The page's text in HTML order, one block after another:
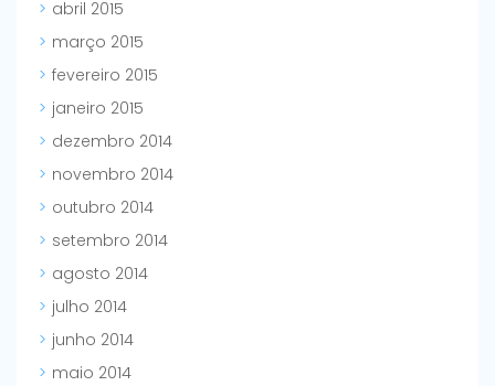
abril 2015
março 2015
fevereiro 2015
janeiro 2015
dezembro 2014
novembro 2014
outubro 2014
setembro 2014
agosto 2014
julho 2014
junho 2014
maio 2014